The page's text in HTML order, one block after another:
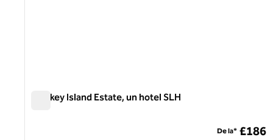
Monkey Island Estate, un hotel SLH
De la* £186